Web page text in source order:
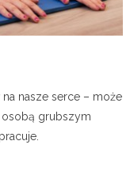
nasze serce – może
osobą grubszym